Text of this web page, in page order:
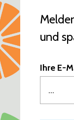
und
Ihre E-